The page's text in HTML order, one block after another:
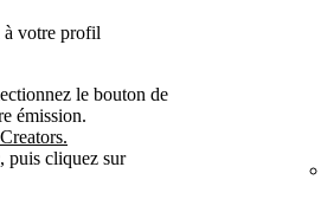
à votre profil
le bouton de
émission.
puis cliquez sur